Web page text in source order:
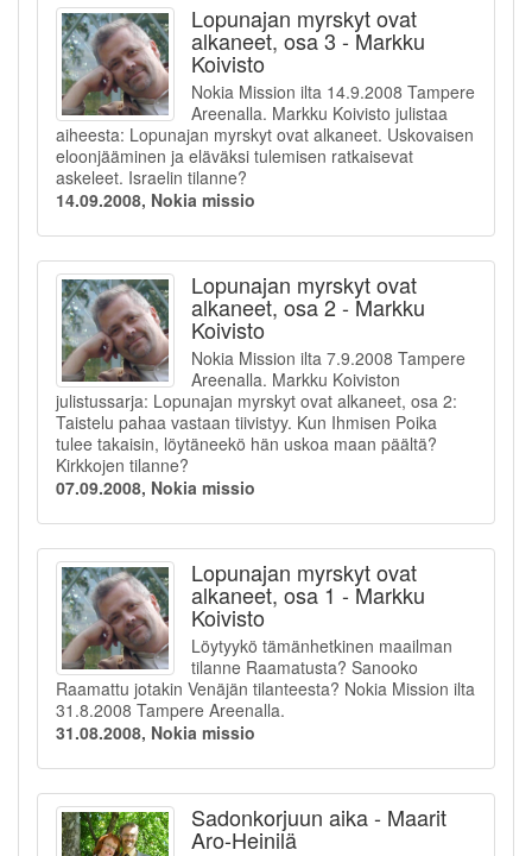
Lopunajan myrskyt ovat
alkaneet, osa 3 - Markku
Koivisto
Nokia Mission ilta 14.9.2008 Tampere
Areenalla. Markku Koivisto julistaa
aiheesta: Lopunajan myrskyt ovat alkaneet. Uskovaisen
eloonjääminen ja eläväksi tulemisen ratkaisevat
askeleet. Israelin tilanne?
14.09.2008, Nokia missio
Lopunajan myrskyt ovat
alkaneet, osa 2 - Markku
Koivisto
Nokia Mission ilta 7.9.2008 Tampere
Areenalla. Markku Koiviston
julistussarja: Lopunajan myrskyt ovat alkaneet, osa 2:
Taistelu pahaa vastaan tiivistyy. Kun Ihmisen Poika
tulee takaisin, löytäneekö hän uskoa maan päältä?
Kirkkojen tilanne?
07.09.2008, Nokia missio
Lopunajan myrskyt ovat
alkaneet, osa 1 - Markku
Koivisto
Löytyykö tämänhetkinen maailman
tilanne Raamatusta? Sanooko
Raamattu jotakin Venäjän tilanteesta? Nokia Mission ilta
31.8.2008 Tampere Areenalla.
31.08.2008, Nokia missio
Sadonkorjuun aika - Maarit
Aro-Heinilä